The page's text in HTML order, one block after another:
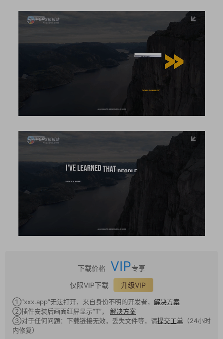
下载价格 VIP专享
仅限VIP下载
升级VIP
①“xxx.app”无法打开，来自身份不明的开发者， 解决方案
②插件安装后画面红屏显示“T”， 解决方案
③对于任何问题：下载链接无效，丢失文件等，请提交工单 （24小时
内修复）